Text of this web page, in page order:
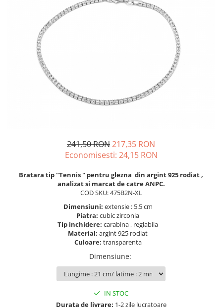
SETURI BIJUTERII
ACE DE CRAVATA
BRATARI PENTRU PICIOR
BRATARA TIP ROZARIU
LANTURI TIP ROZARIU
241,50 RON217,35 RON
Economisesti: 24,15 RON
Bratara tip "Tennis " pentru glezna din argint 925 rodiat ,
analizat si marcat de catre ANPC.
COD SKU: 475B2N-XL
Dimensiuni: extensie : 5.5 cm
Piatra: cubic zirconia
Tip inchidere: carabina , reglabila
Material: argint 925 rodiat
Culoare: transparenta
Dimensiune:
IN STOC
Durata de livrare: 1-2 zile lucratoare